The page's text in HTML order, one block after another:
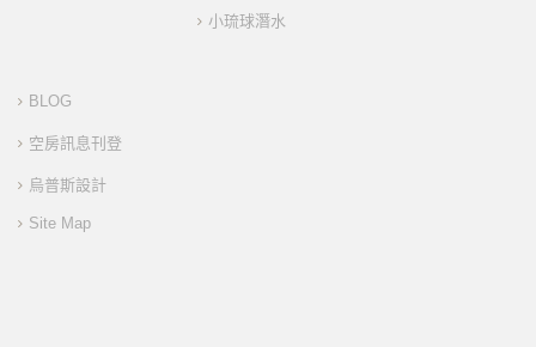
小琉球潛水
BLOG
空房訊息刊登
烏普斯設計
Site Map